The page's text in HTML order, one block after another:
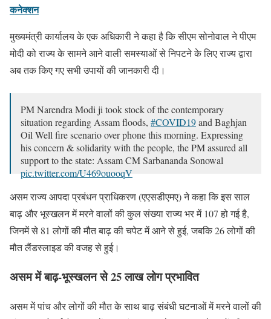
कनेक्शन
मुख्यमंत्री कार्यालय के एक अधिकारी ने कहा है कि सीएम सोनोवाल ने पीएम
मोदी को राज्य के सामने आने वाली समस्याओं से निपटने के लिए राज्य द्वारा
अब तक किए गए सभी उपायों की जानकारी दी।
PM Narendra Modi ji took stock of the contemporary
situation regarding Assam floods, #COVID19and Baghjan
Oil Well fire scenario over phone this morning. Expressing
his concern & solidarity with the people, the PM assured all
support to the state: Assam CM Sarbananda Sonowal
pic.twitter.com/U469ouooqV
— ANI (@ANI)July 19, 2020
असम राज्य आपदा प्रबंधन प्राधिकरण (एएसडीएमए) ने कहा कि इस साल
बाढ़ और भूस्खलन में मरने वालों की कुल संख्या राज्य भर में 107 हो गई है,
जिनमें से 81 लोगों की मौत बाढ़ की चपेट में आने से हुई, जबकि 26 लोगों की
मौत लैंडस्लाइड की वजह से हुई।
असम में बाढ़-भूस्खलन से 25 लाख लोग प्रभावित
असम में पांच और लोगों की मौत के साथ बाढ़ संबंधी घटनाओं में मरने वालों की